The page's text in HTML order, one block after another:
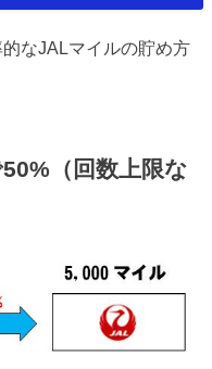
なJALマイルの貯め方
（回数上限な